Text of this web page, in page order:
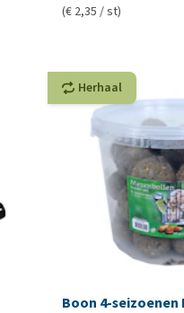
(€ 2,35 / st)
Herhaal
Boon 4-